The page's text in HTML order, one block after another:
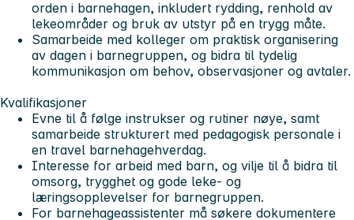
orden i barnehagen, inkludert rydding, renhold av
lekeområder og bruk av utstyr på en trygg måte.
Samarbeide med kolleger om praktisk organisering
av dagen i barnegruppen, og bidra til tydelig
kommunikasjon om behov, observasjoner og avtaler.
Kvalifikasjoner
Evne til å følge instrukser og rutiner nøye, samt
samarbeide strukturert med pedagogisk personale i
en travel barnehagehverdag.
Interesse for arbeid med barn, og vilje til å bidra til
omsorg, trygghet og gode leke- og
læringsopplevelser for barnegruppen.
For barnehageassistenter må søkere dokumentere